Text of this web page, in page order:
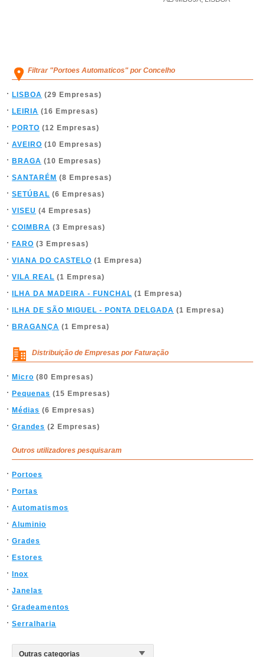
Filtrar "Portoes Automaticos" por Concelho
LISBOA (29 Empresas)
LEIRIA (16 Empresas)
PORTO (12 Empresas)
AVEIRO (10 Empresas)
BRAGA (10 Empresas)
SANTARÉM (8 Empresas)
SETÚBAL (6 Empresas)
VISEU (4 Empresas)
COIMBRA (3 Empresas)
FARO (3 Empresas)
VIANA DO CASTELO (1 Empresa)
VILA REAL (1 Empresa)
ILHA DA MADEIRA - FUNCHAL (1 Empresa)
ILHA DE SÃO MIGUEL - PONTA DELGADA (1 Empresa)
BRAGANÇA (1 Empresa)
Distribuição de Empresas por Faturação
Micro (80 Empresas)
Pequenas (15 Empresas)
Médias (6 Empresas)
Grandes (2 Empresas)
Outros utilizadores pesquisaram
Portoes
Portas
Automatismos
Aluminio
Grades
Estores
Inox
Janelas
Gradeamentos
Serralharia